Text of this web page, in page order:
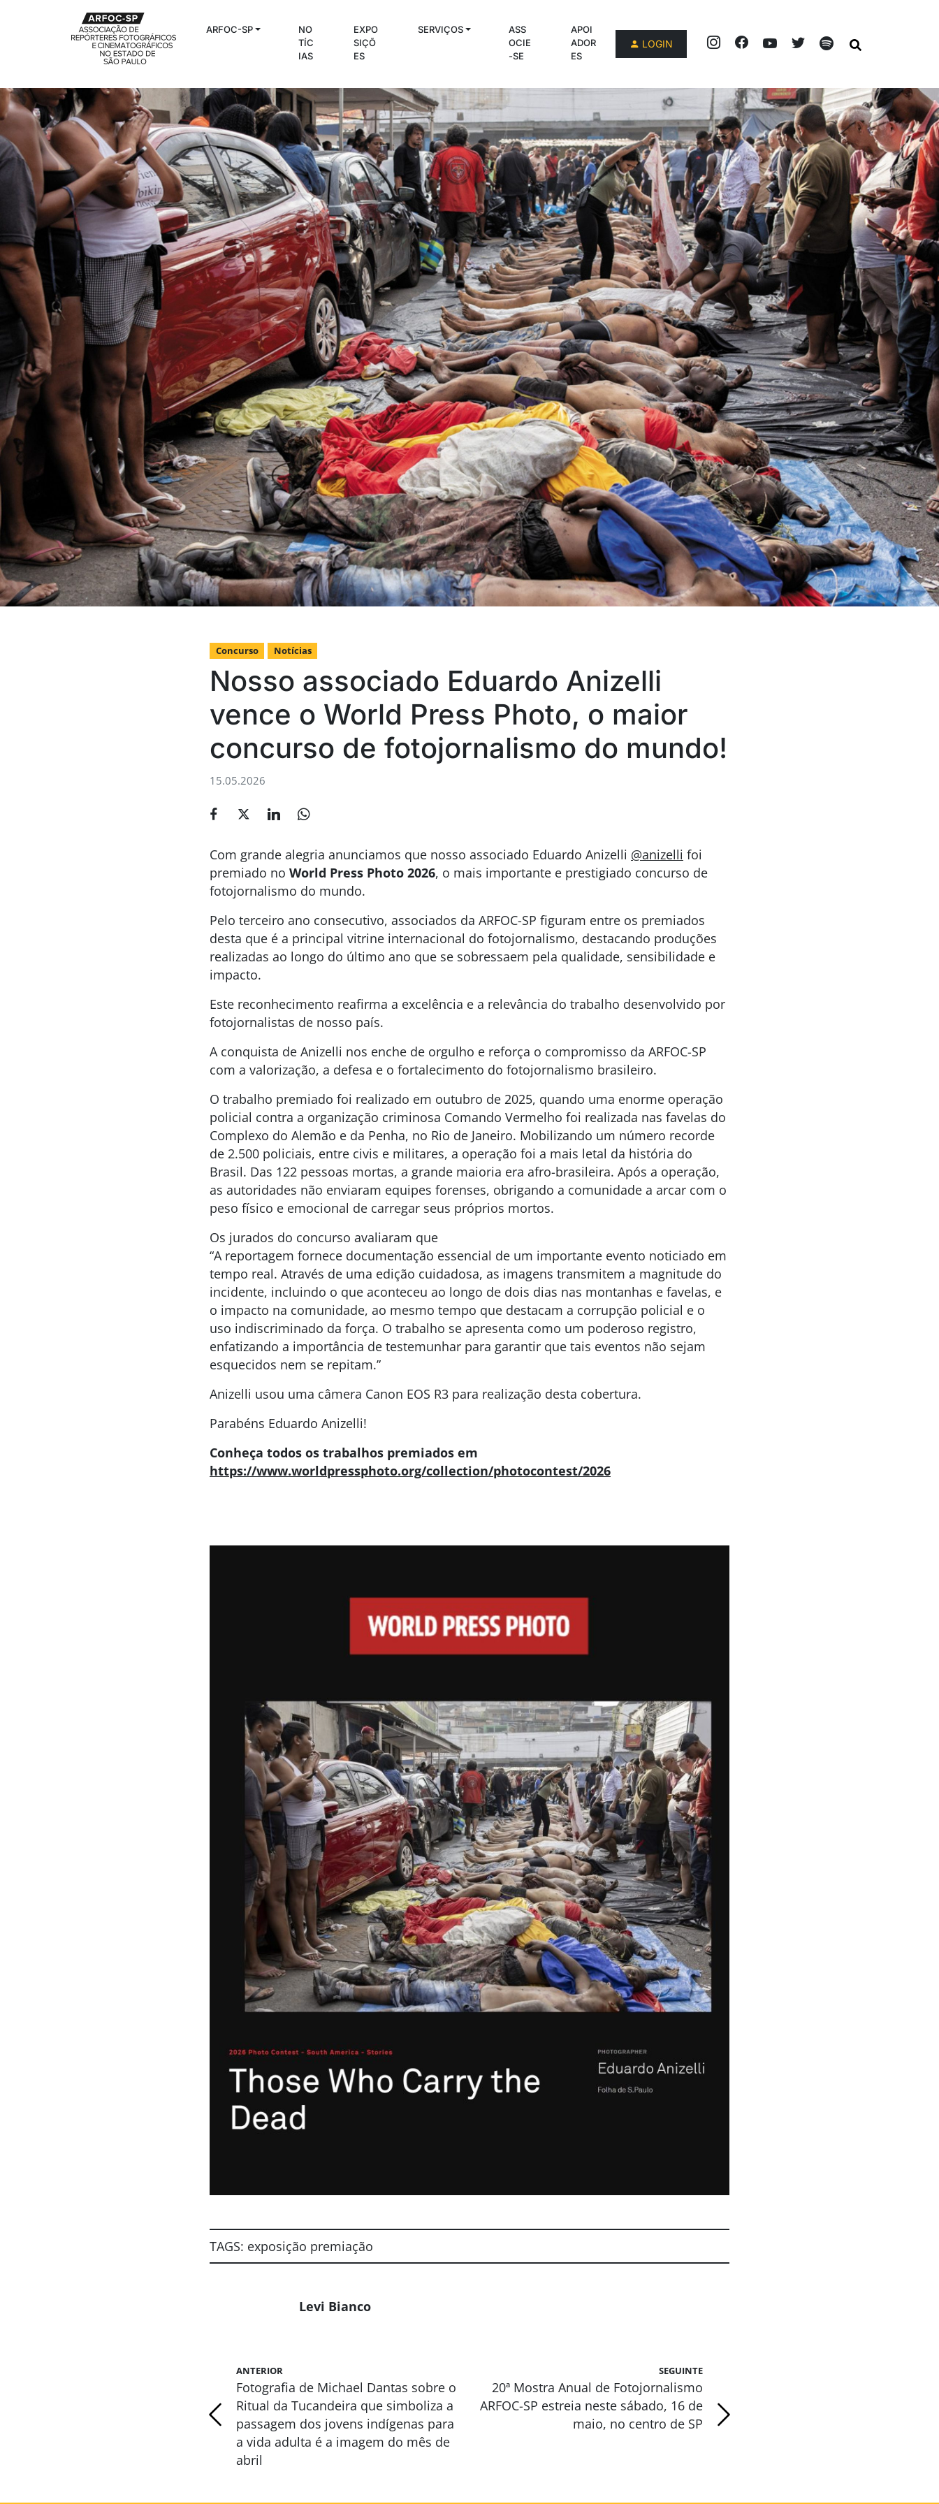
ARFOC-SP
NO
TÍC
IAS
EXPO
SIÇÕ
ES
SERVIÇOS
ASS
OCIE
-SE
APOI
ADOR
ES
LOGIN
Concurso Notícias
Nosso associado Eduardo Anizelli
vence o World Press Photo, o maior
concurso de fotojornalismo do mundo!
15.05.2026
Com grande alegria anunciamos que nosso associado Eduardo Anizelli @anizelli foi
premiado no World Press Photo 2026, o mais importante e prestigiado concurso de
fotojornalismo do mundo.
Pelo terceiro ano consecutivo, associados da ARFOC-SP figuram entre os premiados
desta que é a principal vitrine internacional do fotojornalismo, destacando produções
realizadas ao longo do último ano que se sobressaem pela qualidade, sensibilidade e
impacto.
Este reconhecimento reafirma a excelência e a relevância do trabalho desenvolvido por
fotojornalistas de nosso país.
A conquista de Anizelli nos enche de orgulho e reforça o compromisso da ARFOC-SP
com a valorização, a defesa e o fortalecimento do fotojornalismo brasileiro.
O trabalho premiado foi realizado em outubro de 2025, quando uma enorme operação
policial contra a organização criminosa Comando Vermelho foi realizada nas favelas do
Complexo do Alemão e da Penha, no Rio de Janeiro. Mobilizando um número recorde
de 2.500 policiais, entre civis e militares, a operação foi a mais letal da história do
Brasil. Das 122 pessoas mortas, a grande maioria era afro-brasileira. Após a operação,
as autoridades não enviaram equipes forenses, obrigando a comunidade a arcar com o
peso físico e emocional de carregar seus próprios mortos.
Os jurados do concurso avaliaram que
“A reportagem fornece documentação essencial de um importante evento noticiado em
tempo real. Através de uma edição cuidadosa, as imagens transmitem a magnitude do
incidente, incluindo o que aconteceu ao longo de dois dias nas montanhas e favelas, e
o impacto na comunidade, ao mesmo tempo que destacam a corrupção policial e o
uso indiscriminado da força. O trabalho se apresenta como um poderoso registro,
enfatizando a importância de testemunhar para garantir que tais eventos não sejam
esquecidos nem se repitam.”
Anizelli usou uma câmera Canon EOS R3 para realização desta cobertura.
Parabéns Eduardo Anizelli!
Conheça todos os trabalhos premiados em
https://www.worldpressphoto.org/collection/photocontest/2026
TAGS: exposição premiação
Levi Bianco
ANTERIOR
Fotografia de Michael Dantas sobre o
Ritual da Tucandeira que simboliza a
passagem dos jovens indígenas para
a vida adulta é a imagem do mês de
abril
SEGUINTE
20ª Mostra Anual de Fotojornalismo
ARFOC-SP estreia neste sábado, 16 de
maio, no centro de SP